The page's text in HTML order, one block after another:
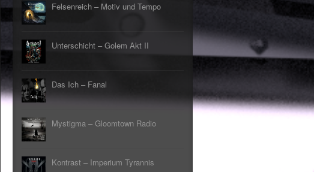
►
►
►
Felsenreich – Motiv und Tempo
Unterschicht – Golem Akt II
Das Ich – Fanal
Mystigma – Gloomtown Radio
Kontrast – Imperium Tyrannis